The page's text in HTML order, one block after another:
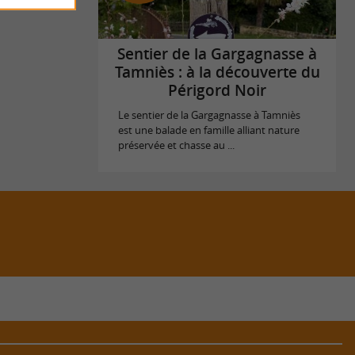
Sentier de la Gargagnasse à
Tamniès : à la découverte du
Périgord Noir
Le sentier de la Gargagnasse à Tamniès
est une balade en famille alliant nature
préservée et chasse au ...